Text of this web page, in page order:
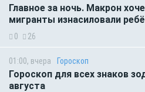
Главное за ночь. Макрон
мигранты изнасиловали
0 26
01:00, вчера Гороскоп
Гороскоп для всех знаков
августа